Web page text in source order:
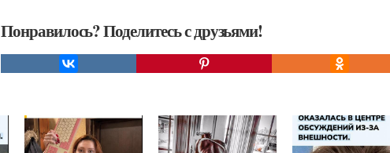
Понравилось? Поделитесь с друзьями!